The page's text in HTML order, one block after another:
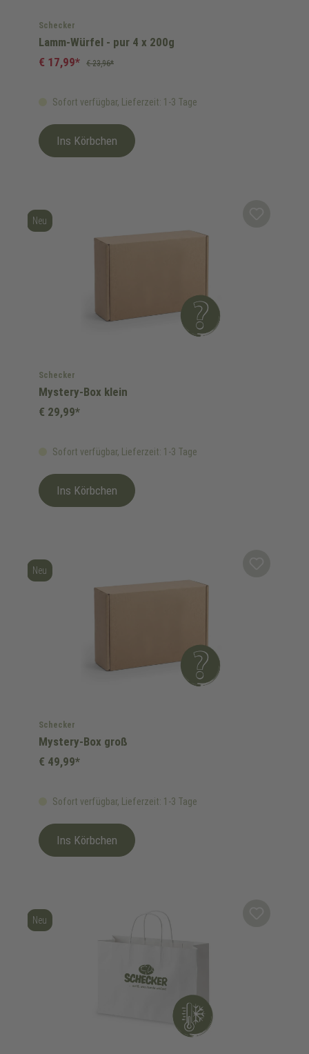
Schecker
Lamm-Würfel - pur 4 x 200g
Sofort verfügbar, Lieferzeit: 1-3 Tage
€ 17,99* € 23,96*
Ins Körbchen
Neu
Schecker
Mystery-Box klein
Sofort verfügbar, Lieferzeit: 1-3 Tage
€ 29,99*
Ins Körbchen
Neu
Schecker
Mystery-Box groß
Sofort verfügbar, Lieferzeit: 1-3 Tage
€ 49,99*
Ins Körbchen
Neu